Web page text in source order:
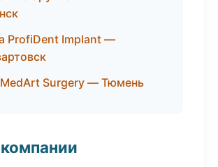
ProfiDent Implant —
Surgery — Тюмень